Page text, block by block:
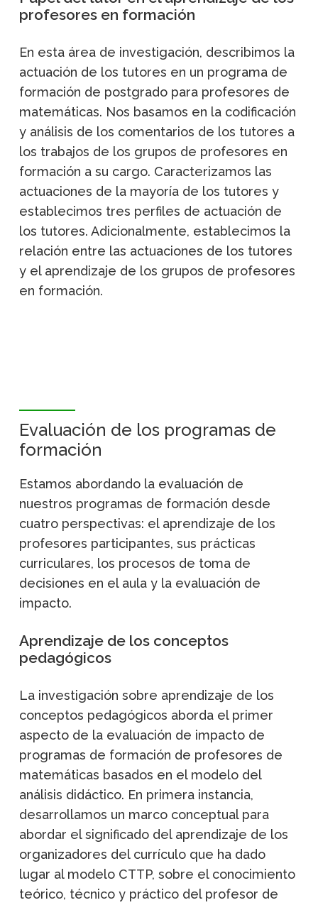
profesores en formación
En esta área de investigación, describimos la
actuación de los tutores en un programa de
formación de postgrado para profesores de
matemáticas. Nos basamos en la codificación
y análisis de los comentarios de los tutores a
los trabajos de los grupos de profesores en
formación a su cargo. Caracterizamos las
actuaciones de la mayoría de los tutores y
establecimos tres perfiles de actuación de
los tutores. Adicionalmente, establecimos la
relación entre las actuaciones de los tutores
y el aprendizaje de los grupos de profesores
en formación.
Evaluación de los programas de
formación
Estamos abordando la evaluación de
nuestros programas de formación desde
cuatro perspectivas: el aprendizaje de los
profesores participantes, sus prácticas
curriculares, los procesos de toma de
decisiones en el aula y la evaluación de
impacto.
Aprendizaje de los conceptos
pedagógicos
La investigación sobre aprendizaje de los
conceptos pedagógicos aborda el primer
aspecto de la evaluación de impacto de
programas de formación de profesores de
matemáticas basados en el modelo del
análisis didáctico. En primera instancia,
desarrollamos un marco conceptual para
abordar el significado del aprendizaje de los
organizadores del currículo que ha dado
lugar al modelo CTTP, sobre el conocimiento
teórico, técnico y práctico del profesor de